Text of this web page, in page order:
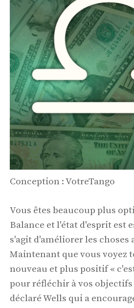
Conception : VotreTango
Vous êtes beaucoup plus
Balance et l'état d'esprit est
s'agit d'améliorer les choses
Maintenant que vous voyez
nouveau et plus positif «
pour réfléchir à vos objectifs
déclaré Wells qui a